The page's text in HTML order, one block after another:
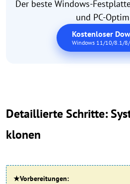
Der beste Windows-
und PC-
Kostenloser
Windows 11/10/8.1/
Detaillierte Schritte:
klonen
★Vorbereitungen: